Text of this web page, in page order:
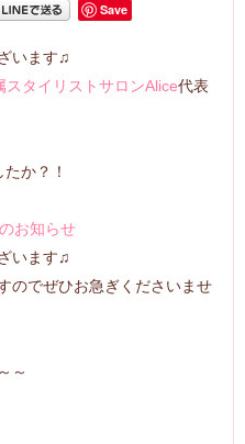
Save
います♫
タイリストサロンAlice代表
か？！
お知らせ
います♫
のでぜひお急ぎくださいませ
～